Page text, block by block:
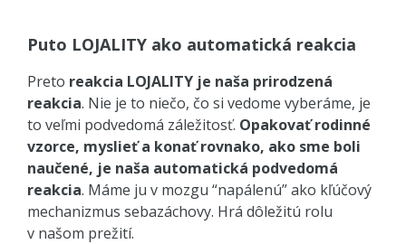
Puto LOJALITY ako automatická reakcia
Preto reakcia LOJALITY je naša prirodzená
reakcia. Nie je to niečo, čo si vedome vyberáme, je
to veľmi podvedomá záležitosť. Opakovať rodinné
vzorce, myslieť a konať rovnako, ako sme boli
naučené, je naša automatická podvedomá
reakcia. Máme ju v mozgu “napálenú” ako kľúčový
mechanizmus sebazáchovy. Hrá dôležitú rolu
v našom prežití.